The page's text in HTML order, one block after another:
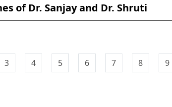
of Dr. Sanjay and Dr. Shruti
3 4 5 6 7 8 9